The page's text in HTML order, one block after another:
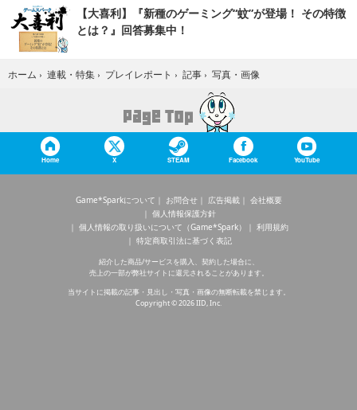
【大喜利】『新種のゲーミング“蚊”が登場！ その特徴
とは？』回答募集中！
ホーム › 連載・特集 › プレイレポート › 記事 › 写真・画像
Home X STEAM Facebook YouTube
Game*Sparkについて お問合せ 広告掲載
会社概要
個人情報保護方針
個人情報の取り扱いについて（Game*Spark）
利用規約
特定商取引法に基づく表記
紹介した商品/サービスを購入、契約した場合に、
売上の一部が弊社サイトに還元されることがあります。
当サイトに掲載の記事・見出し・写真・画像の無断転載を禁じます。
Copyright © 2026 IID, Inc.